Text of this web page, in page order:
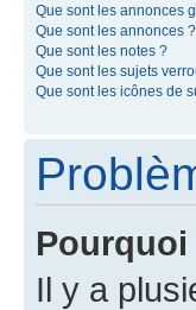
Que sont les annonces
Que sont les annonces ?
Que sont les notes ?
Que sont les sujets
Que sont les icônes de
Il y a